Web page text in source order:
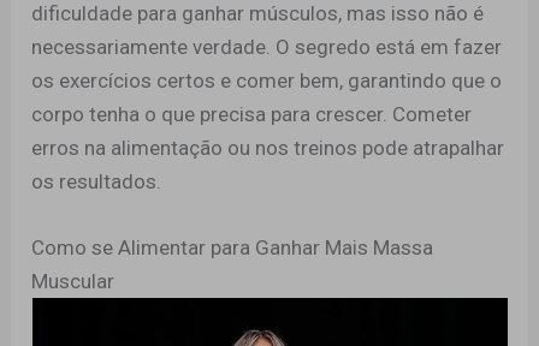
dificuldade para ganhar músculos, mas isso não é
necessariamente verdade. O segredo está em fazer
os exercícios certos e comer bem, garantindo que o
corpo tenha o que precisa para crescer. Cometer
erros na alimentação ou nos treinos pode atrapalhar
os resultados.
Como se Alimentar para Ganhar Mais Massa
Muscular